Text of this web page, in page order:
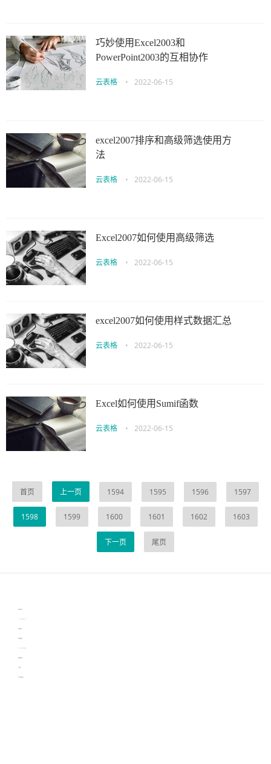
巧妙使用Excel2003和
PowerPoint2003的互相协作
云表格 • 2022-06-15
excel2007排序和高级筛选使用方
法
云表格 • 2022-06-15
Excel2007如何使用高级筛选
云表格 • 2022-06-15
excel2007如何使用样式数据汇总
云表格 • 2022-06-15
Excel如何使用Sumif函数
云表格 • 2022-06-15
首页 上一页 1594 1595 1596 1597
1598 1599 1600 1601 1602 1603
下一页 尾页